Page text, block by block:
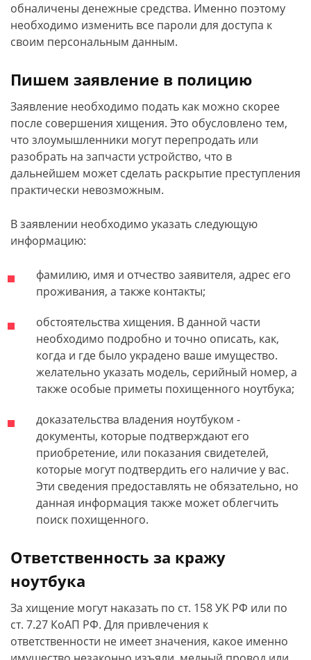
обналичены денежные средства. Именно поэтому
необходимо изменить все пароли для доступа к
своим персональным данным.
Пишем заявление в полицию
Заявление необходимо подать как можно скорее
после совершения хищения. Это обусловлено тем,
что злоумышленники могут перепродать или
разобрать на запчасти устройство, что в
дальнейшем может сделать раскрытие преступления
практически невозможным.
В заявлении необходимо указать следующую
информацию:
фамилию, имя и отчество заявителя, адрес его
проживания, а также контакты;
обстоятельства хищения. В данной части
необходимо подробно и точно описать, как,
когда и где было украдено ваше имущество.
желательно указать модель, серийный номер, а
также особые приметы похищенного ноутбука;
доказательства владения ноутбуком -
документы, которые подтверждают его
приобретение, или показания свидетелей,
которые могут подтвердить его наличие у вас.
Эти сведения предоставлять не обязательно, но
данная информация также может облегчить
поиск похищенного.
Ответственность за кражу
ноутбука
За хищение могут наказать по ст. 158 УК РФ или по
ст. 7.27 КоАП РФ. Для привлечения к
ответственности не имеет значения, какое именно